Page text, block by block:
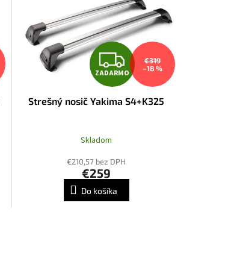
Z
A
D
R
M
ZADARMO
€319
–18 %
Strešný nosič Yakima S4+K325
Skladom
€210,57 bez DPH
€259
Do košíka